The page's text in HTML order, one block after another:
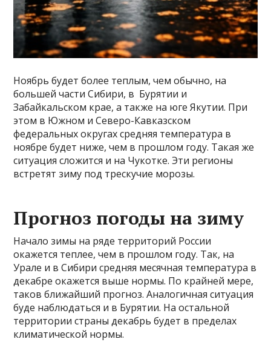
Ноябрь будет более теплым, чем обычно, на
большей части Сибири, в Бурятии и
Забайкальском крае, а также на юге Якутии. При
этом в Южном и Северо-Кавказском
федеральных округах средняя температура в
ноябре будет ниже, чем в прошлом году. Такая же
ситуация сложится и на Чукотке. Эти регионы
встретят зиму под трескучие морозы.
Прогноз погоды на зиму
Начало зимы на ряде территорий России
окажется теплее, чем в прошлом году. Так, на
Урале и в Сибири средняя месячная температура в
декабре окажется выше нормы. По крайней мере,
таков ближайший прогноз. Аналогичная ситуация
буде наблюдаться и в Бурятии. На остальной
территории страны декабрь будет в пределах
климатической нормы.